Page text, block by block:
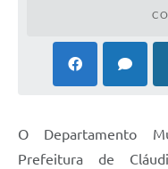
O Departamento
Prefeitura de